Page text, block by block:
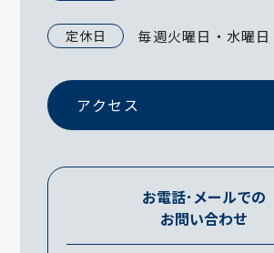
定休日 毎週火曜日・水曜日
アクセス
お電話･メールでの
お問い合わせ